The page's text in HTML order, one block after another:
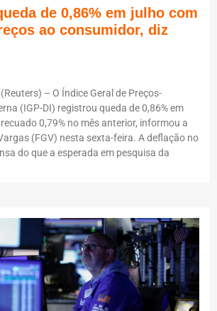
de 0,86% em julho com
ao consumidor, diz
– O Índice Geral de Preços-
(IGP-DI) registrou queda de 0,86% em
0,79% no mês anterior, informou a
(FGV) nesta sexta-feira. A deflação no
do que a esperada em pesquisa da